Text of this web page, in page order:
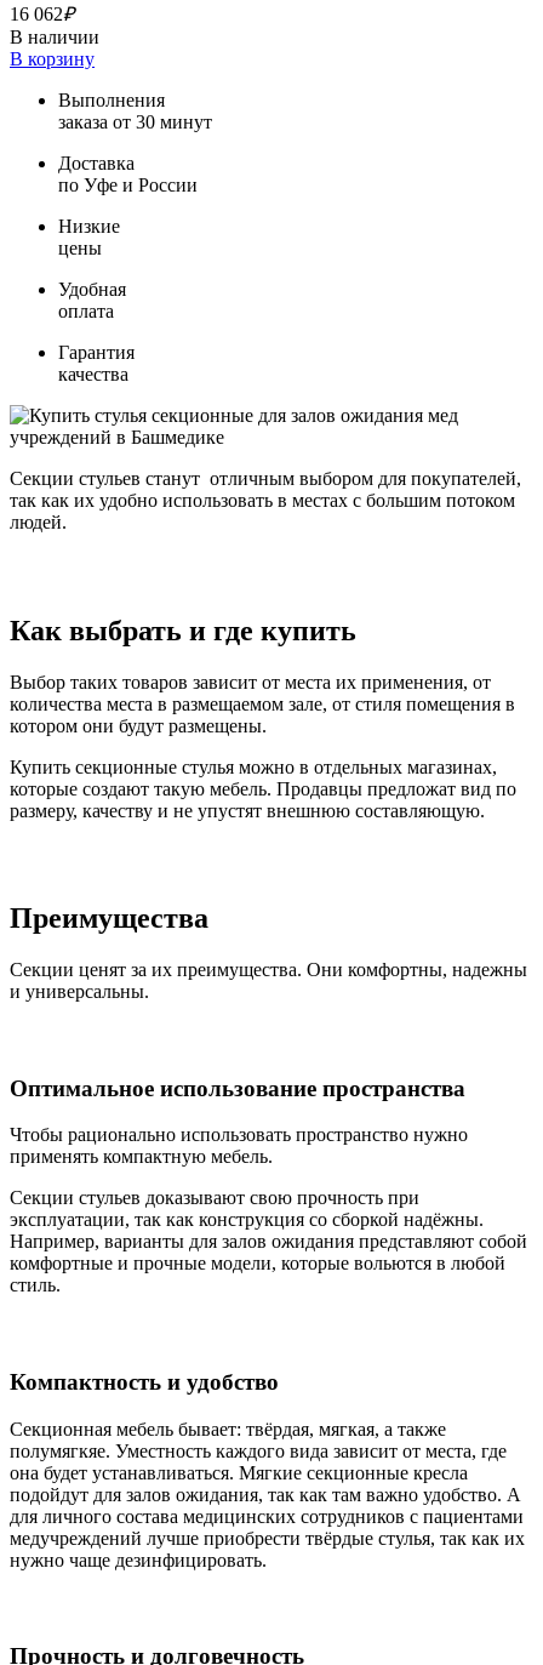
16 062₽
В наличии
В корзину
Выполнения
заказа от 30 минут
Доставка
по Уфе и России
Низкие
цены
Удобная
оплата
Гарантия
качества
Секции стульев станут отличным выбором для покупателей,
так как их удобно использовать в местах с большим потоком
людей.
Как выбрать и где купить
Выбор таких товаров зависит от места их применения, от
количества места в размещаемом зале, от стиля помещения в
котором они будут размещены.
Купить секционные стулья можно в отдельных магазинах,
которые создают такую мебель. Продавцы предложат вид по
размеру, качеству и не упустят внешнюю составляющую.
Преимущества
Секции ценят за их преимущества. Они комфортны, надежны
и универсальны.
Оптимальное использование пространства
Чтобы рационально использовать пространство нужно
применять компактную мебель.
Секции стульев доказывают свою прочность при
эксплуатации, так как конструкция со сборкой надёжны.
Например, варианты для залов ожидания представляют собой
комфортные и прочные модели, которые вольются в любой
стиль.
Компактность и удобство
Секционная мебель бывает: твёрдая, мягкая, а также
полумягкяе. Уместность каждого вида зависит от места, где
она будет устанавливаться. Мягкие секционные кресла
подойдут для залов ожидания, так как там важно удобство. А
для личного состава медицинских сотрудников с пациентами
медучреждений лучше приобрести твёрдые стулья, так как их
нужно чаще дезинфицировать.
Прочность и долговечность